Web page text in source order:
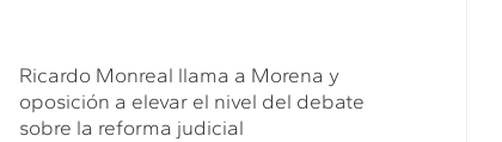
Ricardo Monreal llama a Morena y
oposición a elevar el nivel del debate
sobre la reforma judicial